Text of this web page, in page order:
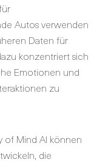
Autos verwenden
Daten für
konzentriert sich
Emotionen und
zu
of Mind AI können
die